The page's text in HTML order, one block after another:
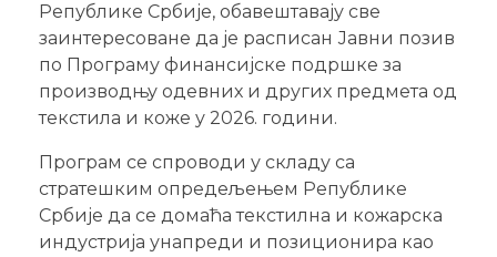
Републике Србије, обавештавају све
заинтересоване да је расписан Јавни позив
по Програму финансијске подршке за
производњу одевних и других предмета од
текстила и коже у 2026. години.
Програм се спроводи у складу са
стратешким опредељењем Републике
Србије да се домаћа текстилна и кожарска
индустрија унапреди и позиционира као